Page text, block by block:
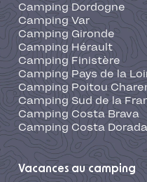
Camping Dordogne
Camping Var
Camping Gironde
Camping Hérault
Camping Finistère
Camping Pays de la
Camping Poitou
Camping Sud de la
Camping Costa Brava
Camping Costa Dorada
Vacances au camping